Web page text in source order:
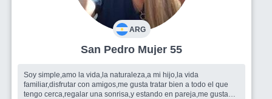
ARG
San Pedro Mujer 55
Soy simple,amo la vida,la naturaleza,a mi hijo,la vida
familiar,disfrutar con amigos,me gusta tratar bien a todo el que
tengo cerca,regalar una sonrisa,y estando en pareja,me gusta